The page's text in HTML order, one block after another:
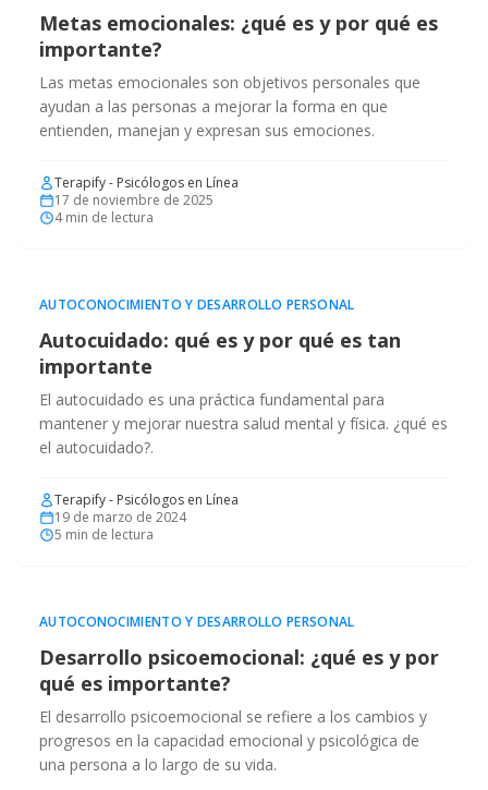
Metas emocionales: ¿qué es y por qué es
importante?
Las metas emocionales son objetivos personales que
ayudan a las personas a mejorar la forma en que
entienden, manejan y expresan sus emociones.
Terapify - Psicólogos en Línea
17 de noviembre de 2025
4min de lectura
AUTOCONOCIMIENTO Y DESARROLLO PERSONAL
Autocuidado: qué es y por qué es tan
importante
El autocuidado es una práctica fundamental para
mantener y mejorar nuestra salud mental y física. ¿qué es
el autocuidado?.
Terapify - Psicólogos en Línea
19 de marzo de 2024
5 min de lectura
AUTOCONOCIMIENTO Y DESARROLLO PERSONAL
Desarrollo psicoemocional: ¿qué es y por
qué es importante?
El desarrollo psicoemocional se refiere a los cambios y
progresos en la capacidad emocional y psicológica de
una persona a lo largo de su vida.